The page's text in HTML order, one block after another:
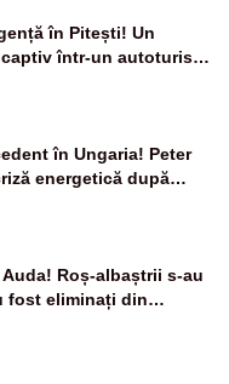
în Pitești! Un
captiv într-un autoturism
în Ungaria! Peter
energetică după
la Paks
Roș-albaștrii s-au
fost eliminați din